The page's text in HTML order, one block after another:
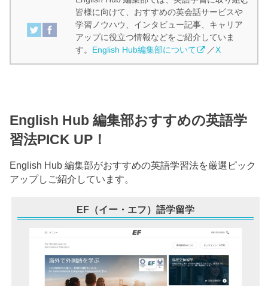
皆様に向けて、おすすめの英会話サービスや
学習ノウハウ、インタビュー記事、キャリア
アップに役立つ情報などをご紹介していま
す。 English Hub編集部について ／X
English Hub 編集部おすすめの英語学
習法PICK UP！
English Hub 編集部がおすすめの英語学習法を厳選ピック
アップしご紹介しています。
EF（イー・エフ）語学留学